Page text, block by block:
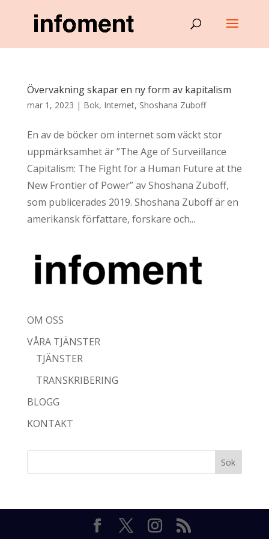
Övervakning skapar en ny form av kapitalism
mar 1, 2023 | Bok, Internet, Shoshana Zuboff
En av de böcker om internet som väckt stor
uppmärksamhet är ”The Age of Surveillance
Capitalism: The Fight for a Human Future at the
New Frontier of Power” av Shoshana Zuboff,
som publicerades 2019. Shoshana Zuboff är en
amerikansk författare, forskare och...
OM OSS
VÅRA TJÄNSTER
TJÄNSTER
TRANSKRIBERING
BLOGG
KONTAKT